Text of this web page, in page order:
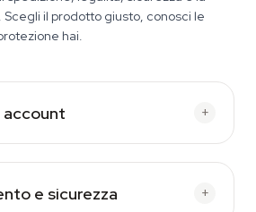
il prodotto giusto, conosci le
hai.
account +
e sicurezza +